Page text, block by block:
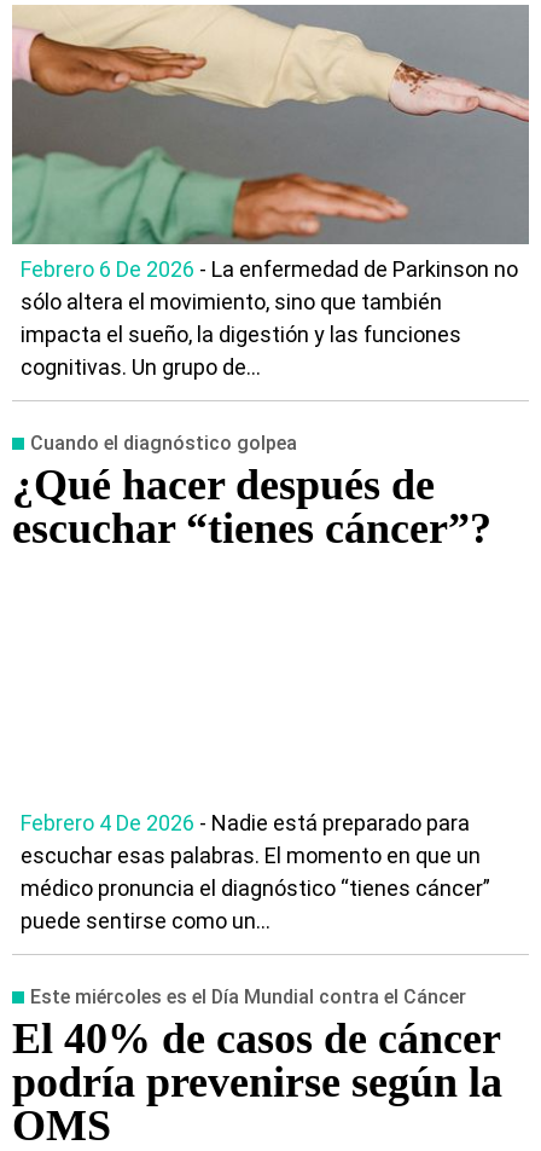
Febrero 6 De 2026 - La enfermedad de Parkinson no
sólo altera el movimiento, sino que también
impacta el sueño, la digestión y las funciones
cognitivas. Un grupo de...
Cuando el diagnóstico golpea
¿Qué hacer después de
escuchar “tienes cáncer”?
Febrero 4 De 2026 - Nadie está preparado para
escuchar esas palabras. El momento en que un
médico pronuncia el diagnóstico “tienes cáncer”
puede sentirse como un...
Este miércoles es el Día Mundial contra el Cáncer
El 40% de casos de cáncer
podría prevenirse según la
OMS